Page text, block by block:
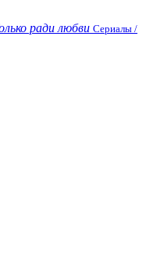
ради любви Сериалы /